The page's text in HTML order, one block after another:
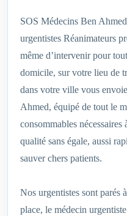
SOS Médecins Ben
urgentistes Réanimateurs
même d’intervenir pour
domicile, sur votre lieu de
dans votre ville vous
Ahmed, équipé de tout le
consommables
qualité sans égale, aussi
sauver chers patients.
Nos urgentistes sont parés
place, le médecin